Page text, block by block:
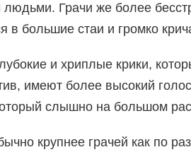
Грачи же более
в большие стаи и громко
и хриплые крики,
имеют более высокий
слышно на большом
крупнее грачей как по